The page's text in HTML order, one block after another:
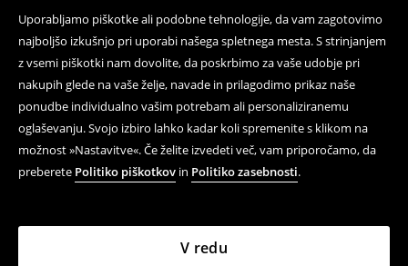
Uporabljamo piškotke ali podobne tehnologije, da vam zagotovimo
najboljšo izkušnjo pri uporabi našega spletnega mesta. S strinjanjem
z vsemi piškotki nam dovolite, da poskrbimo za vaše udobje pri
nakupih glede na vaše želje, navade in prilagodimo prikaz naše
ponudbe individualno vašim potrebam ali personaliziranemu
oglaševanju. Svojo izbiro lahko kadar koli spremenite s klikom na
možnost »Nastavitve«. Če želite izvedeti več, vam priporočamo, da
preberete Politiko piškotkov in Politiko zasebnosti.
V redu
Pomoč in kontakt
Dostava in vračila
Pravne težave
LPP Fashion d.o.o., Verovškova ulica 55a, 1000 Ljubljana,